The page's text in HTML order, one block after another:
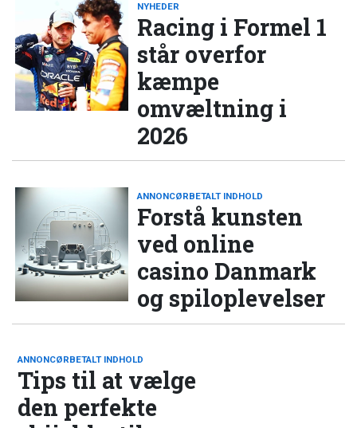
NYHEDER
Racing i Formel 1
står overfor
kæmpe
omvæltning i
2026
ANNONCØRBETALT INDHOLD
Forstå kunsten
ved online
casino Danmark
og spiloplevelser
ANNONCØRBETALT INDHOLD
Tips til at vælge
den perfekte